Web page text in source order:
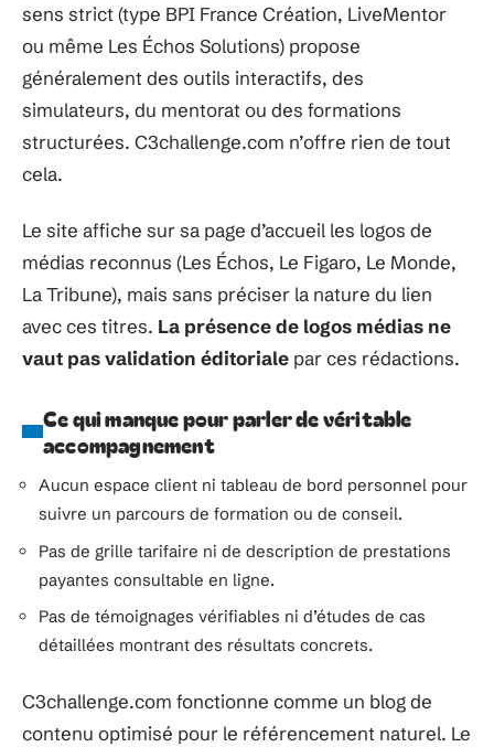
sens strict (type BPI France Création, LiveMentor
ou même Les Échos Solutions) propose
généralement des outils interactifs, des
simulateurs, du mentorat ou des formations
structurées. C3challenge.com n’offre rien de tout
cela.
Le site affiche sur sa page d’accueil les logos de
médias reconnus (Les Échos, Le Figaro, Le Monde,
La Tribune), mais sans préciser la nature du lien
avec ces titres. La présence de logos médias ne
vaut pas validation éditoriale par ces rédactions.
Ce qui manque pour parler de véritable
accompagnement
Aucun espace client ni tableau de bord personnel pour
suivre un parcours de formation ou de conseil.
Pas de grille tarifaire ni de description de prestations
payantes consultable en ligne.
Pas de témoignages vérifiables ni d’études de cas
détaillées montrant des résultats concrets.
C3challenge.com fonctionne comme un blog de
contenu optimisé pour le référencement naturel. Le